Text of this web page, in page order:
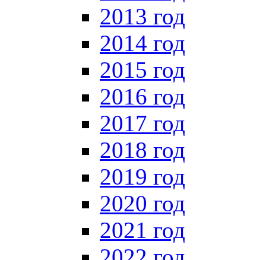
2013 год
2014 год
2015 год
2016 год
2017 год
2018 год
2019 год
2020 год
2021 год